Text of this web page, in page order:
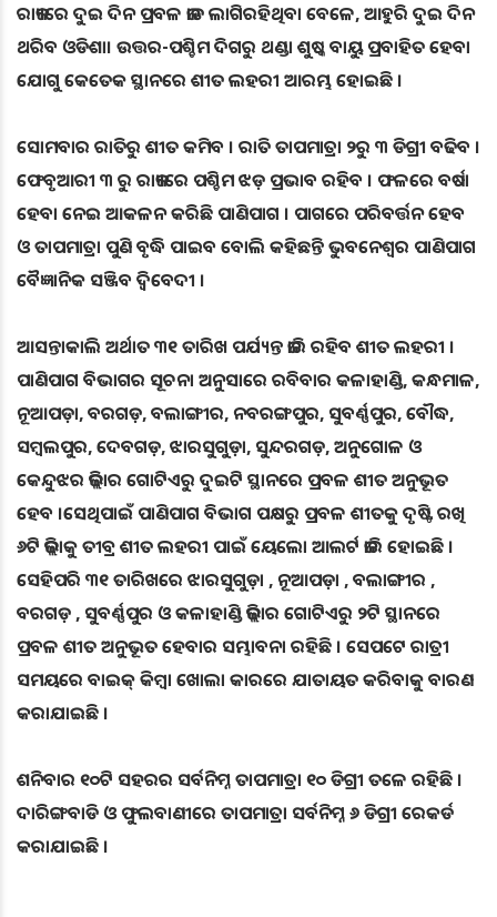
ରାଜ୍ୟରେ ଦୁଇ ଦିନ ପ୍ରବଳ ଜାଡ ଲାଗିରହିଥିବା ବେଳେ, ଆହୁରି ଦୁଇ ଦିନ
ଥରିବ ଓଡିଶା। ଉତ୍ତର-ପଶ୍ଚିମ ଦିଗରୁ ଥଣ୍ଡା ଶୁଷ୍କ ବାୟୁ ପ୍ରବାହିତ ହେବା
ଯୋଗୁ କେତେକ ସ୍ଥାନରେ ଶୀତ ଲହରୀ ଆରମ୍ଭ ହୋଇଛି ।
ସୋମବାର ରାତିରୁ ଶୀତ କମିବ । ରାତି ତାପମାତ୍ରା ୨ରୁ ୩ ଡିଗ୍ରୀ ବଢିବ ।
ଫେବୃଆରୀ ୩ ରୁ ରାଜ୍ୟରେ ପଶ୍ଚିମ ଝଡ଼ ପ୍ରଭାବ ରହିବ । ଫଳରେ ବର୍ଷା
ହେବା ନେଇ ଆକଳନ କରିଛି ପାଣିପାଗ । ପାଗରେ ପରିବର୍ତ୍ତନ ହେବ
ଓ ତାପମାତ୍ରା ପୁଣି ବୃଦ୍ଧି ପାଇବ ବୋଲି କହିଛନ୍ତି ଭୁବନେଶ୍ବର ପାଣିପାଗ
ବୈଜ୍ଞାନିକ ସଞ୍ଜିବ ଦ୍ବିବେଦୀ ।
ଆସନ୍ତାକାଲି ଅର୍ଥାତ ୩୧ ତାରିଖ ପର୍ଯ୍ୟନ୍ତ ଜାରି ରହିବ ଶୀତ ଲହରୀ ।
ପାଣିପାଗ ବିଭାଗର ସୂଚନା ଅନୁସାରେ ରବିବାର କଳାହାଣ୍ଡି, କନ୍ଧମାଳ,
ନୂଆପଡ଼ା, ବରଗଡ଼, ବଲାଙ୍ଗୀର, ନବରଙ୍ଗପୁର, ସୁବର୍ଣ୍ଣପୁର, ବୌଦ୍ଧ,
ସମ୍ବଲପୁର, ଦେବଗଡ଼, ଝାରସୁଗୁଡ଼ା, ସୁନ୍ଦରଗଡ଼, ଅନୁଗୋଳ ଓ
କେନ୍ଦୁଝର ଜିଲ୍ଲାର ଗୋଟିଏରୁ ଦୁଇଟି ସ୍ଥାନରେ ପ୍ରବଳ ଶୀତ ଅନୁଭୂତ
ହେବ ।ସେଥିପାଇଁ ପାଣିପାଗ ବିଭାଗ ପକ୍ଷରୁ ପ୍ରବଳ ଶୀତକୁ ଦୃଷ୍ଟି ରଖି
୬ଟି ଜିଲ୍ଲାକୁ ତୀବ୍ର ଶୀତ ଲହରୀ ପାଇଁ ୟେଲୋ ଆଲର୍ଟ ଜାରି ହୋଇଛି ।
ସେହିପରି ୩୧ ତାରିଖରେ ଝାରସୁଗୁଡ଼ା , ନୂଆପଡ଼ା , ବଲାଙ୍ଗୀର ,
ବରଗଡ଼ , ସୁବର୍ଣ୍ଣପୁର ଓ କଳାହାଣ୍ଡି ଜିଲ୍ଲାର ଗୋଟିଏରୁ ୨ଟି ସ୍ଥାନରେ
ପ୍ରବଳ ଶୀତ ଅନୁଭୂତ ହେବାର ସମ୍ଭାବନା ରହିଛି । ସେପଟେ ରାତ୍ରୀ
ସମୟରେ ବାଇକ୍ କିମ୍ବା ଖୋଲା କାରରେ ଯାତାୟତ କରିବାକୁ ବାରଣ
କରାଯାଇଛି ।
ଶନିବାର ୧୦ଟି ସହରର ସର୍ବନିମ୍ନ ତାପମାତ୍ରା ୧୦ ଡିଗ୍ରୀ ତଳେ ରହିଛି ।
ଦାରିଙ୍ଗବାଡି ଓ ଫୁଲବାଣୀରେ ତାପମାତ୍ରା ସର୍ବନିମ୍ନ ୬ ଡିଗ୍ରୀ ରେକର୍ଡ
କରାଯାଇଛି ।